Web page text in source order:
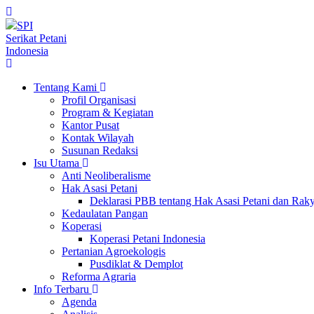
SPI
Serikat Petani
Indonesia
Tentang Kami
Profil Organisasi
Program & Kegiatan
Kantor Pusat
Kontak Wilayah
Susunan Redaksi
Isu Utama
Anti Neoliberalisme
Hak Asasi Petani
Deklarasi PBB tentang Hak Asasi Petani dan
Kedaulatan Pangan
Koperasi
Koperasi Petani Indonesia
Pertanian Agroekologis
Pusdiklat & Demplot
Reforma Agraria
Info Terbaru
Agenda